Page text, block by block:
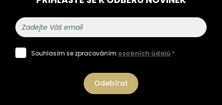
Souhlasím se zpracováním osobních údajů *
Odebírat